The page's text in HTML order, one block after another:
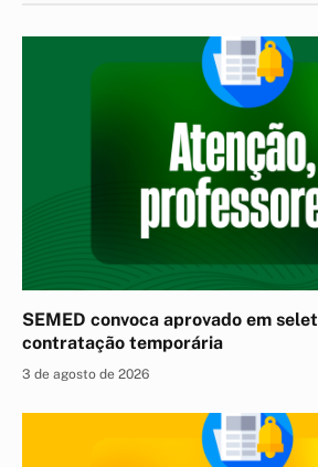
SEMED convoca aprovado em
contratação temporária
3 de agosto de 2026